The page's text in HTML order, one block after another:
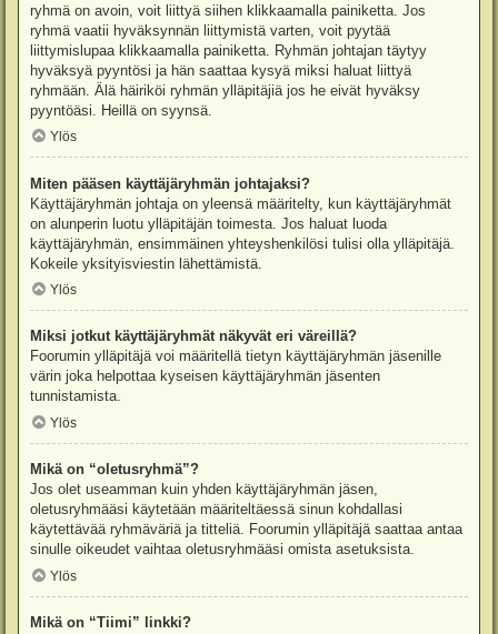
ryhmä on avoin, voit liittyä siihen klikkaamalla painiketta. Jos
ryhmä vaatii hyväksynnän liittymistä varten, voit pyytää
liittymislupaa klikkaamalla painiketta. Ryhmän johtajan täytyy
hyväksyä pyyntösi ja hän saattaa kysyä miksi haluat liittyä
ryhmään. Älä häiriköi ryhmän ylläpitäjiä jos he eivät hyväksy
pyyntöäsi. Heillä on syynsä.
Ylös
Miten pääsen käyttäjäryhmän johtajaksi?
Käyttäjäryhmän johtaja on yleensä määritelty, kun käyttäjäryhmät
on alunperin luotu ylläpitäjän toimesta. Jos haluat luoda
käyttäjäryhmän, ensimmäinen yhteyshenkilösi tulisi olla ylläpitäjä.
Kokeile yksityisviestin lähettämistä.
Ylös
Miksi jotkut käyttäjäryhmät näkyvät eri väreillä?
Foorumin ylläpitäjä voi määritellä tietyn käyttäjäryhmän jäsenille
värin joka helpottaa kyseisen käyttäjäryhmän jäsenten
tunnistamista.
Ylös
Mikä on “oletusryhmä”?
Jos olet useamman kuin yhden käyttäjäryhmän jäsen,
oletusryhmääsi käytetään määriteltäessä sinun kohdallasi
käytettävää ryhmäväriä ja titteliä. Foorumin ylläpitäjä saattaa antaa
sinulle oikeudet vaihtaa oletusryhmääsi omista asetuksista.
Ylös
Mikä on “Tiimi” linkki?